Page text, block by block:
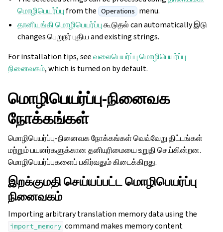
மொழிபெயர்ப்பு from the Operations menu.
தானியங்கி மொழிபெயர்ப்புகூடுதல் can automatically இடு
changes பெறுநர் புதிய and existing strings.
For installation tips, seeவலைபெயர்ப்பு மொழிபெயர்ப்பு
நினைவகம், which is turned on by default.
மொழிபெயர்ப்பு-நினைவக
நோக்கங்கள்
மொழிபெயர்ப்பு-நினைவக நோக்கங்கள் வெவ்வேறு திட்டங்கள்
மற்றும் பயனர்களுக்கான தனியுரிமையை உறுதி செய்கின்றன.
மொழிபெயர்ப்புகளைப் பகிர்வதும் கிடைக்கிறது.
இறக்குமதி செய்யப்பட்ட மொழிபெயர்ப்பு
நினைவகம்
Importing arbitrary translation memory data using the
import_memory command makes memory content